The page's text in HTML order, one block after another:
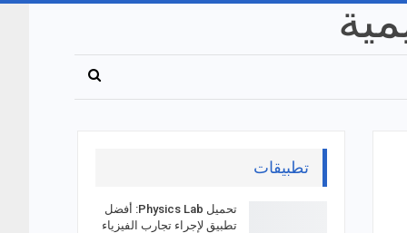
تطبيقات
تحميل Physics Lab: أفضل
تطبيق لإجراء تجارب الفيزياء